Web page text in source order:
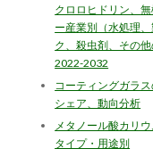
クロロヒドリン、
ー産業別（水処理
ク、殺虫剤、その
2022-2032
コーティングガラ
シェア、動向分析
メタノール酸カリ
タイプ・用途別